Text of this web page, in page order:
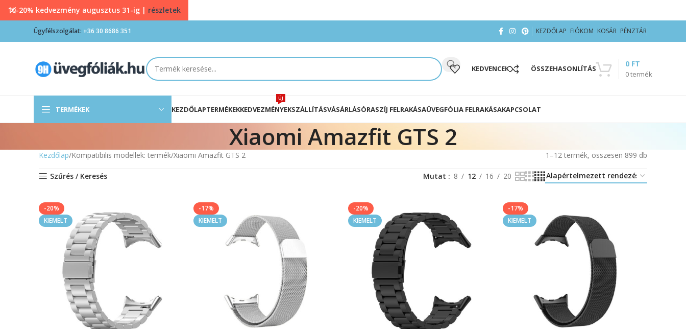
Ügyfélszolgálat: +36 30 8686 351 KEZDŐLAP FIÓKOM KOSÁR PÉNZTÁR
KEDVENCEK ÖSSZEHASONLÍTÁS
0termék
0 FT
TERMÉKEK KEZDŐLAPTERMÉKEKKEDVEZMÉNYEK
ÚJ
SZÁLLÍTÁSVÁSÁRLÁSÓRASZÍJ FELRAKÁSAÜVEGFÓLIA FELRAKÁSAKAPCSOLAT
Xiaomi Amazfit GTS 2
Kezdőlap Kompatibilis modellek: termék Xiaomi Amazfit GTS 2 1–12 termék, összesen 899 db
Szűrés / Keresés Mutat 8 12 16 20
-20%
KIEMELT
-17%
KIEMELT
-20%
KIEMELT
-17%
KIEMELT
10-20% kedvezmény augusztus 31-ig | részletek